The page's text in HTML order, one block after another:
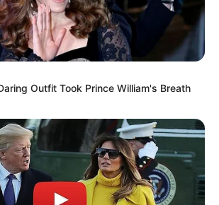
Outfit Took Prince William's Breath